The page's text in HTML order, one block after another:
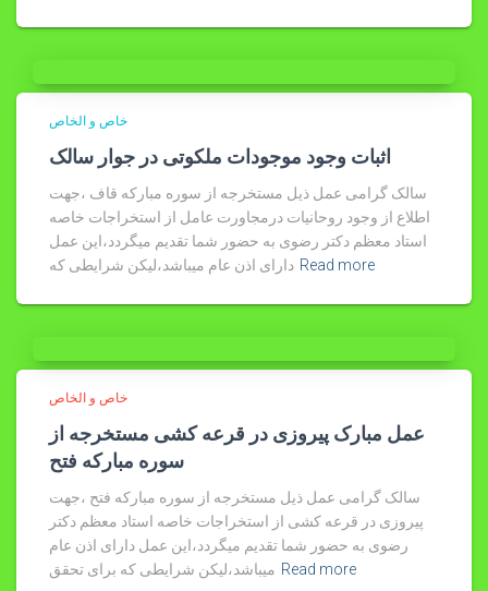
خاص و الخاص
اثبات وجود موجودات ملکوتی در جوار سالک
سالک گرامی عمل ذیل مستخرجه از سوره مبارکه قاف ،جهت
اطلاع از وجود روحانیات درمجاورت عامل از استخراجات خاصه
استاد معظم دکتر رضوی به حضور شما تقدیم میگردد،این عمل
دارای اذن عام میباشد،لیکن شرایطی که Read more
خاص و الخاص
عمل مبارک پیروزی در قرعه کشی مستخرجه از
سوره مبارکه فتح
سالک گرامی عمل ذیل مستخرجه از سوره مبارکه فتح ،جهت
پیروزی در قرعه کشی از استخراجات خاصه استاد معظم دکتر
رضوی به حضور شما تقدیم میگردد،این عمل دارای اذن عام
میباشد،لیکن شرایطی که برای تحقق Read more